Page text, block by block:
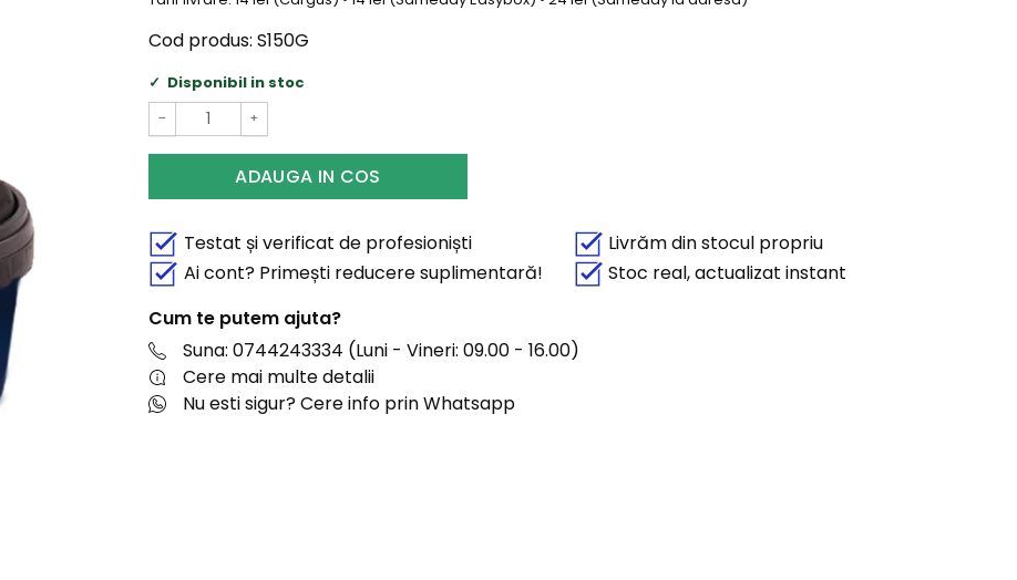
Cod produs: S150G
Disponibil in stoc
− +
ADAUGA IN COS
Testat și verificat de profesioniști
Livrăm din stocul propriu
Ai cont? Primești reducere suplimentară!
Stoc real, actualizat instant
Cum te putem ajuta?
Suna: 0744243334 (Luni - Vineri: 09.00 - 16.00)
Cere mai multe detalii
Nu esti sigur? Cere info prin Whatsapp